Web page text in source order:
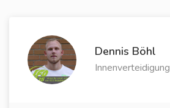
Dennis Böhl
Innenverteidigung